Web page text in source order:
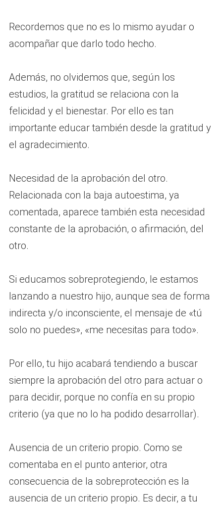
Recordemos que no es lo mismo ayudar o
acompañar que darlo todo hecho.
Además, no olvidemos que, según los
estudios, la gratitud se relaciona con la
felicidad y el bienestar. Por ello es tan
importante educar también desde la gratitud y
el agradecimiento.
Necesidad de la aprobación del otro.
Relacionada con la baja autoestima, ya
comentada, aparece también esta necesidad
constante de la aprobación, o afirmación, del
otro.
Si educamos sobreprotegiendo, le estamos
lanzando a nuestro hijo, aunque sea de forma
indirecta y/o inconsciente, el mensaje de «tú
solo no puedes», «me necesitas para todo».
Por ello, tu hijo acabará tendiendo a buscar
siempre la aprobación del otro para actuar o
para decidir, porque no confía en su propio
criterio (ya que no lo ha podido desarrollar).
Ausencia de un criterio propio. Como se
comentaba en el punto anterior, otra
consecuencia de la sobreprotección es la
ausencia de un criterio propio. Es decir, a tu